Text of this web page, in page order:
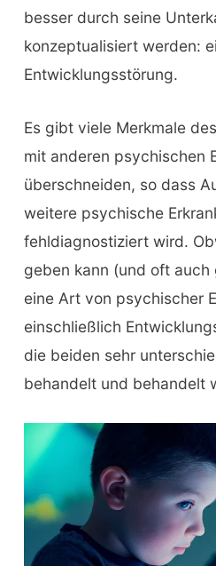
besser durch seine
konzeptualisiert werden:
Entwicklungsstörung.
Es gibt viele Merkmale
mit anderen psychischen
überschneiden, so dass
weitere psychische
fehldiagnostiziert wird.
geben kann (und oft
eine Art von psychischer
einschließlich
die beiden sehr
behandelt und behandelt